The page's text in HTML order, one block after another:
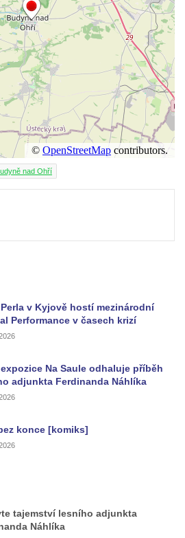
války na
Mostě
na hřbitově v
Švice na domě
války v ulici 1.
na hřbitově v
na hřbitově v Lužci
na hřbitově v Lužci
a Karla Pelce u
nad Vltavou
nad Ohří
v Kyjově hostí mezinárodní
Performance v časech krizí
Na Saule odhaluje příběh
adjunkta Ferdinanda Náhlíka
konce [komiks]
tajemství lesního adjunkta
Náhlíka